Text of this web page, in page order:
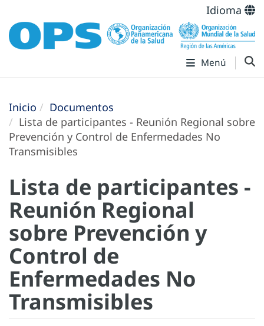
Idioma
Menú
Inicio
Documentos
Lista de participantes - Reunión Regional sobre
Prevención y Control de Enfermedades No
Transmisibles
Lista de participantes -
Reunión Regional
sobre Prevención y
Control de
Enfermedades No
Transmisibles